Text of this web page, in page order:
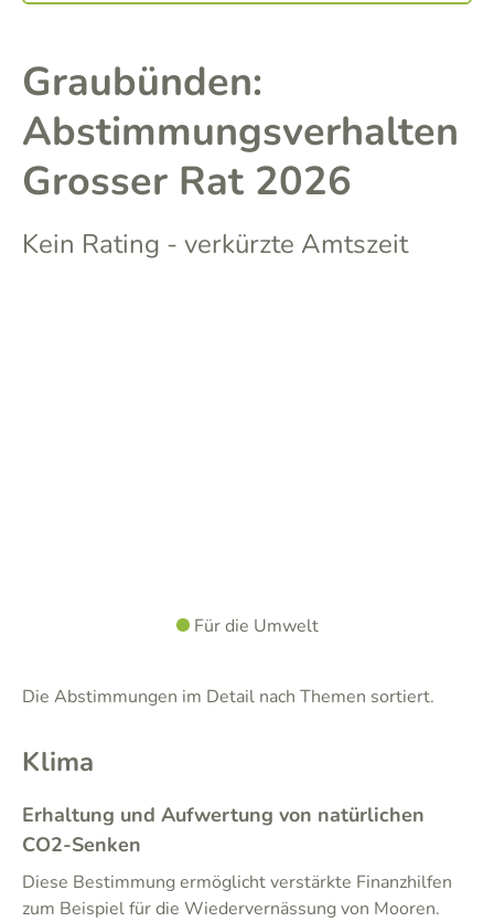
Graubünden:
Abstimmungsverhalten
Grosser Rat 2026
Kein Rating - verkürzte Amtszeit
Für die Umwelt
Die Abstimmungen im Detail nach Themen sortiert.
Klima
Erhaltung und Aufwertung von natürlichen
CO2-Senken
Diese Bestimmung ermöglicht verstärkte Finanzhilfen
zum Beispiel für die Wiedervernässung von Mooren.